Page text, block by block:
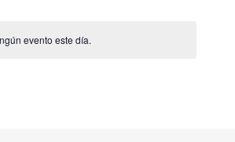
evento este día.